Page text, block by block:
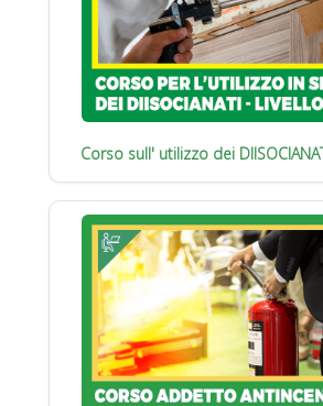
Corso sull' utilizzo dei